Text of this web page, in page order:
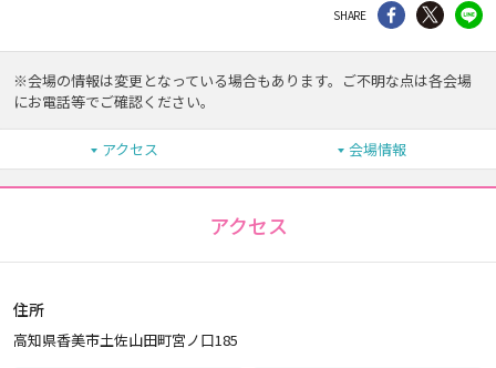
SHARE シェア Twitter
※会場の情報は変更となっている場合もあります。ご不明な点は各会場
にお電話等でご確認ください。
アクセス 会場情報
アクセス
住所
高知県香美市土佐山田町宮ノ口185